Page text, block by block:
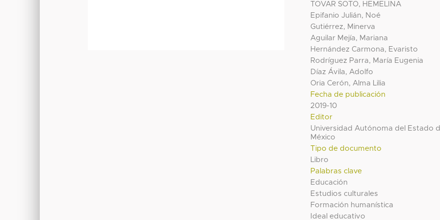
TOVAR SOTO, HEMELINA
Epifanio Julián, Noé
Gutiérrez, Minerva
Aguilar Mejía, Mariana
Hernández Carmona, Evaristo
Rodríguez Parra, María Eugenia
Díaz Ávila, Adolfo
Oria Cerón, Alma Lilia
Fecha de publicación
2019-10
Editor
Universidad Autónoma del Estado
México
Tipo de documento
Libro
Palabras clave
Educación
Estudios culturales
Formación humanística
Ideal educativo